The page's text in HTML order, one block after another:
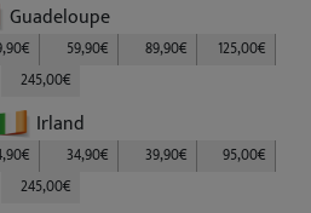
Guadeloupe
59,90€ 89,90€
125,00€
245,00€
Irland
34,90€ 39,90€
95,00€
245,00€